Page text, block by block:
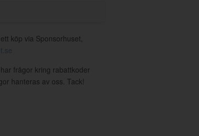
köp via Sponsorhuset,
frågor kring rabattkoder
hanteras av oss. Tack!